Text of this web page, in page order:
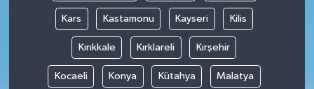
Kars Kastamonu Kayseri Kilis
Kırıkkale Kırklareli Kırşehir
Kocaeli Konya Kütahya Malatya